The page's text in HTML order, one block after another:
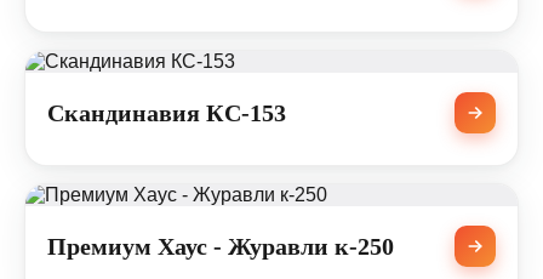
Скандинавия КС-153
Премиум Хаус - Журавли к-250